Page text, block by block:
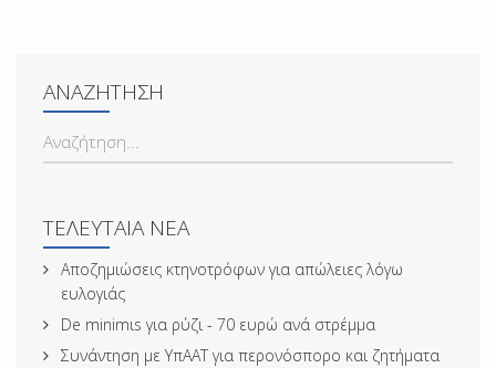
ΑΝΑΖΉΤΗΣΗ
ΑΝΑΖΉΤΗΣΗ...
ΤΕΛΕΥΤΑΊΑ ΝΈΑ
Αποζημιώσεις κτηνοτρόφων για απώλειες λόγω
ευλογιάς
De minimιs για ρύζι - 70 ευρώ ανά στρέμμα
Συνάντηση με ΥπΑΑΤ για περονόσπορο και ζητήματα